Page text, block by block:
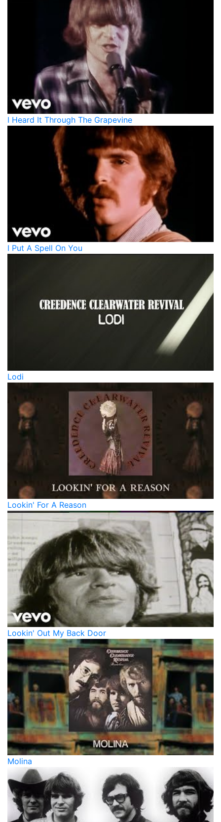
I Heard It Through The Grapevine
I Put A Spell On You
Lodi
Lookin' For A Reason
Lookin' Out My Back Door
Molina